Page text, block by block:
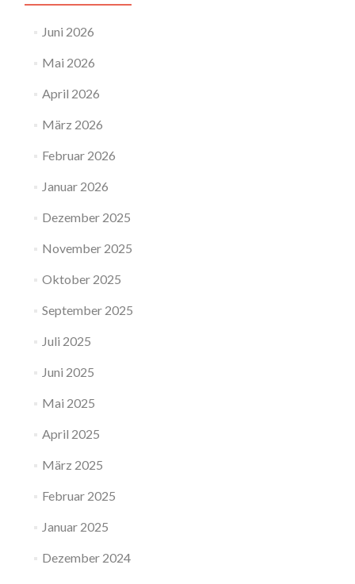
Juni 2026
Mai 2026
April 2026
März 2026
Februar 2026
Januar 2026
Dezember 2025
November 2025
Oktober 2025
September 2025
Juli 2025
Juni 2025
Mai 2025
April 2025
März 2025
Februar 2025
Januar 2025
Dezember 2024